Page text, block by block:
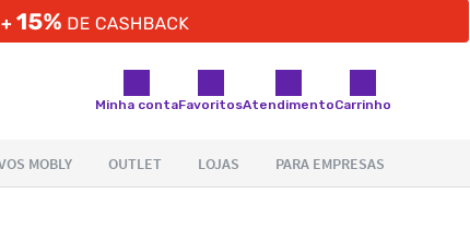
Minha contaFavoritosAtendimentoCarrinho